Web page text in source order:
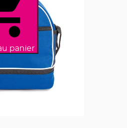
panier